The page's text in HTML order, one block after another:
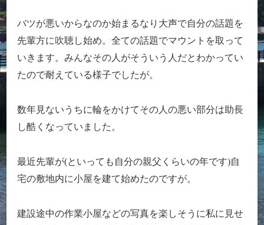
バツが悪いからなのか始まるなり大声で自分の話題を
先輩方に吹聴し始め。全ての話題でマウントを取って
いきます。みんなその人がそういう人だとわかってい
たので耐えている様子でしたが。
数年見ないうちに輪をかけてその人の悪い部分は助長
し酷くなっていました。
最近先輩が(といっても自分の親父くらいの年です)自
宅の敷地内に小屋を建て始めたのですが。
建設途中の作業小屋などの写真を楽しそうに私に見せ